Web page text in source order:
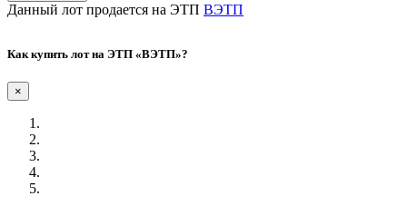
Данный лот продается на ЭТП ВЭТП
Как купить лот на ЭТП «ВЭТП»?
×